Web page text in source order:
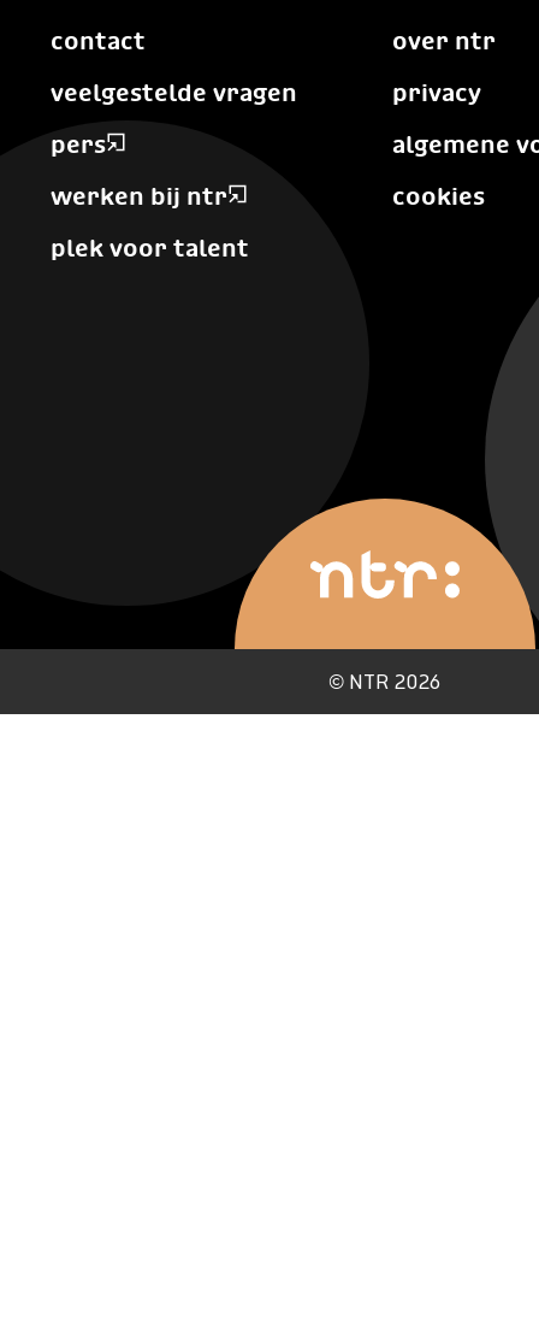
contact
veelgestelde vragen
pers
werken bij ntr
plek voor talent
over ntr
privacy
algemene
cookies
© NTR 2026